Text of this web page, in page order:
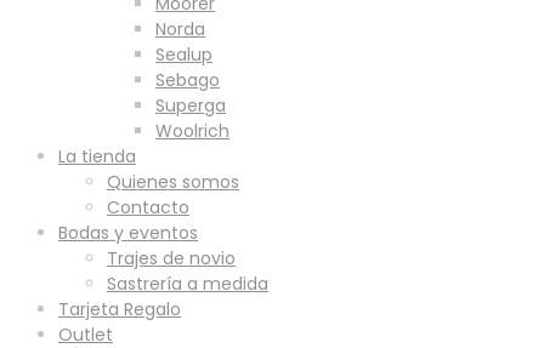
Norda
Sealup
Sebago
Superga
Woolrich
La tienda
Quienes somos
Contacto
Bodas y eventos
Trajes de novio
Sastrería a medida
Tarjeta Regalo
Outlet